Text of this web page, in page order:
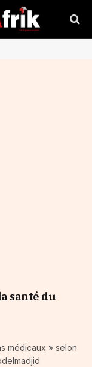
santé du
médicaux » selon